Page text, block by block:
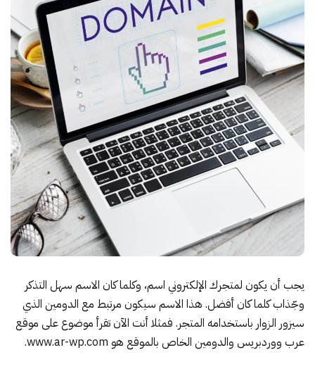
يجب أن يكون لمتجرك الإلكتروني اسم، وكلما كان الاسم سهل التذكر
وجّذاب كلما كان أفضل. هذا الاسم سيكون مرتبط مع الدومين الذي
سيزور الزوار باستخدامه المتجر. فمثلا أنت الآن تقرأ موضوع على موقع
عرب ووردبريس والدومين الخاص بالموقع هو www.ar-wp.com
.